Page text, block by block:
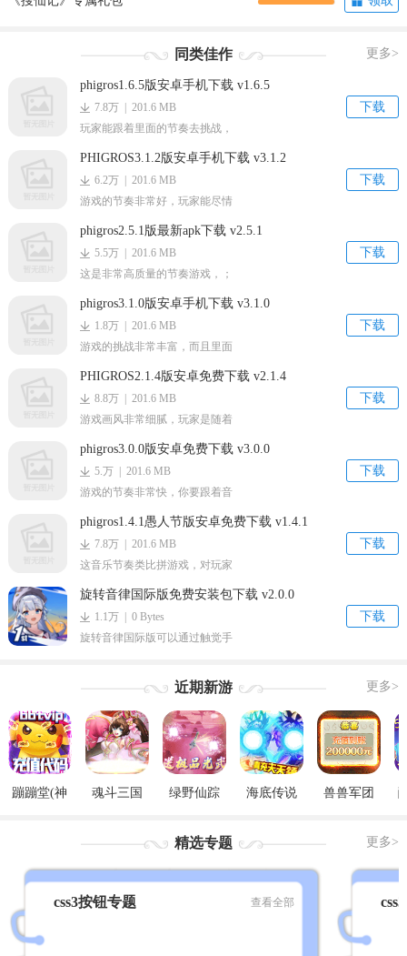
更多>
同类佳作
phigros1.6.5版安卓手机下载 v1.6.5
下载
7.8万 | 201.6 MB
玩家能跟着里面的节奏去挑战，
PHIGROS3.1.2版安卓手机下载 v3.1.2
下载
6.2万 | 201.6 MB
游戏的节奏非常好，玩家能尽情
phigros2.5.1版最新apk下载 v2.5.1
下载
5.5万 | 201.6 MB
这是非常高质量的节奏游戏，；
phigros3.1.0版安卓手机下载 v3.1.0
下载
1.8万 | 201.6 MB
游戏的挑战非常丰富，而且里面
PHIGROS2.1.4版安卓免费下载 v2.1.4
下载
8.8万 | 201.6 MB
游戏画风非常细腻，玩家是随着
phigros3.0.0版安卓免费下载 v3.0.0
下载
5.万 | 201.6 MB
游戏的节奏非常快，你要跟着音
phigros1.4.1愚人节版安卓免费下载 v1.4.1
下载
7.8万 | 201.6 MB
这音乐节奏类比拼游戏，对玩家
旋转音律国际版免费安装包下载 v2.0.0
下载
1.1万 | 0 Bytes
旋转音律国际版可以通过触觉手
更多>
近期新游
蹦蹦堂(神
魂斗三国
绿野仙踪
海底传说
兽兽军团
更多>
精选专题
查看全部
css3按钮专题